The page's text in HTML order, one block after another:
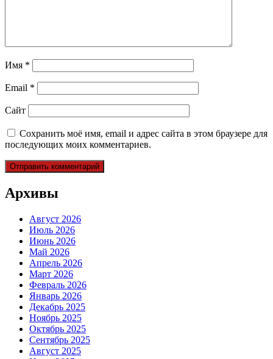
Имя *
Email *
Сайт
Сохранить моё имя, email и адрес сайта в этом браузере для
последующих моих комментариев.
Архивы
Август 2026
Июль 2026
Июнь 2026
Май 2026
Апрель 2026
Март 2026
Февраль 2026
Январь 2026
Декабрь 2025
Ноябрь 2025
Октябрь 2025
Сентябрь 2025
Август 2025